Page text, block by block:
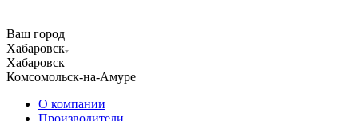
Ваш город
Хабаровск
Хабаровск
Комсомольск-на-Амуре
О компании
Производители